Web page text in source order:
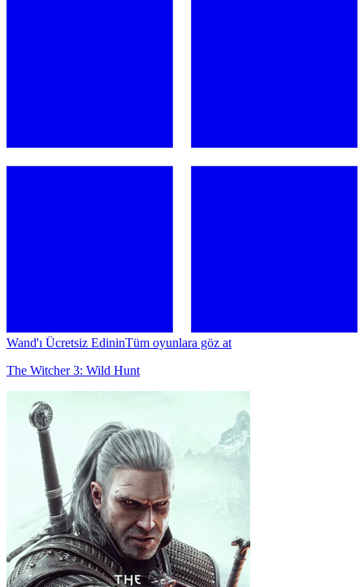
Wand'ı Ücretsiz EdininTüm oyunlara göz at
The Witcher 3: Wild Hunt